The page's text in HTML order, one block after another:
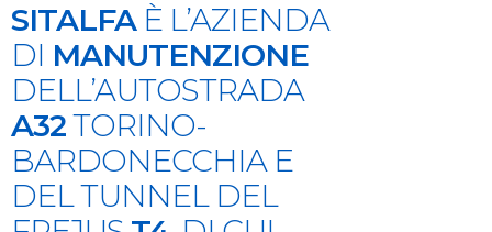
SITALFAÈ L’AZIENDA
DI MANUTENZIONE
DELL’AUTOSTRADA
A32TORINO-
BARDONECCHIA E
DEL TUNNEL DEL